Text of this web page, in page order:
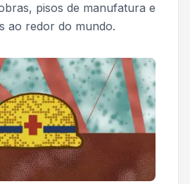
pisos de manufatura e
ao redor do mundo.